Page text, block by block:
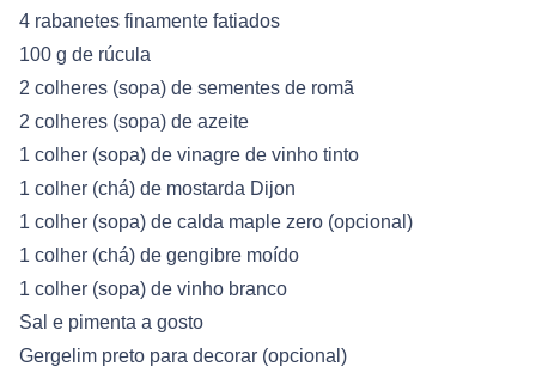
4 rabanetes finamente fatiados
100 g de rúcula
2 colheres (sopa) de sementes de romã
2 colheres (sopa) de azeite
1 colher (sopa) de vinagre de vinho tinto
1 colher (chá) de mostarda Dijon
1 colher (sopa) de calda maple zero (opcional)
1 colher (chá) de gengibre moído
1 colher (sopa) de vinho branco
Sal e pimenta a gosto
Gergelim preto para decorar (opcional)